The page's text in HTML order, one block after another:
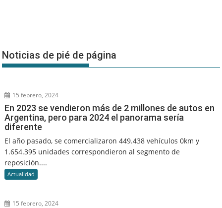
Noticias de pié de página
15 febrero, 2024
En 2023 se vendieron más de 2 millones de autos en
Argentina, pero para 2024 el panorama sería
diferente
El año pasado, se comercializaron 449.438 vehículos 0km y
1.654.395 unidades correspondieron al segmento de
reposición....
Actualidad
15 febrero, 2024